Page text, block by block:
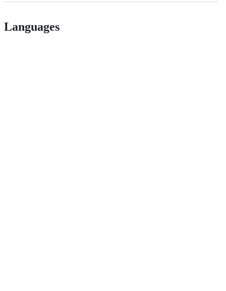
Languages